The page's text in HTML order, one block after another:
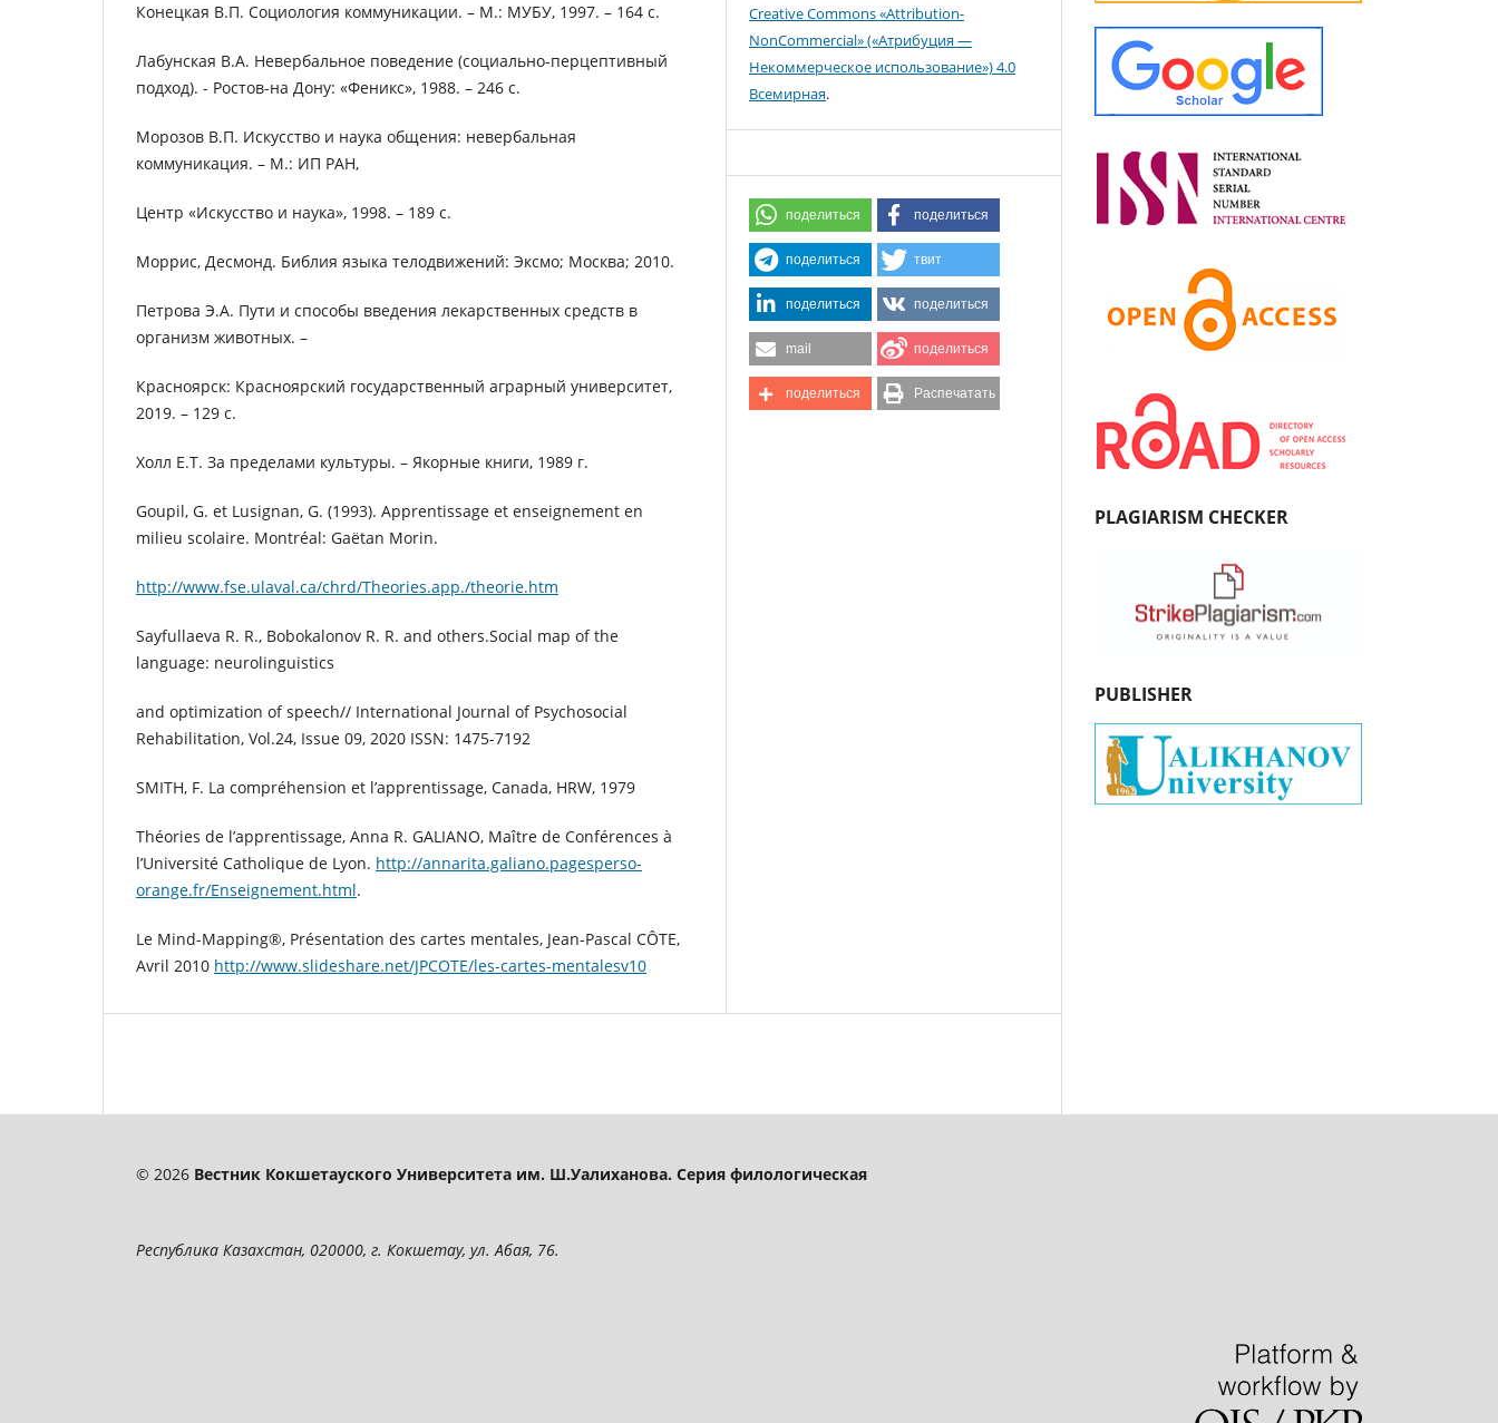
Конецкая В.П. Социология коммуникации. – М.: МУБУ, 1997. – 164 с.
Лабунская В.А. Невербальное поведение (социально-перцептивный
подход). - Ростов-на Дону: «Феникс», 1988. – 246 с.
Морозов В.П. Искусство и наука общения: невербальная
коммуникация. – М.: ИП РАН,
Центр «Искусство и наука», 1998. – 189 с.
Моррис, Десмонд. Библия языка телодвижений: Эксмо; Москва; 2010.
Петрoвa Э.A. Пути и способы введения лекарственных средств в
организм животных. –
Красноярск: Красноярский государственный аграрный университет,
2019. – 129 с.
Холл E.T. За пределами культуры. – Якорные книги, 1989 г.
Goupil, G. et Lusignan, G. (1993). Apprentissage et enseignement en
milieu scolaire. Montréal: Gaëtan Morin.
http://www.fse.ulaval.ca/chrd/Theories.app./theorie.htm
Sayfullaeva R. R., Bobokalonov R. R. and others.Social map of the
language: neurolinguistics
and optimization of speech// International Journal of Psychosocial
Rehabilitation, Vol.24, Issue 09, 2020 ISSN: 1475-7192
SMITH, F. La compréhension et l’apprentissage, Canada, HRW, 1979
Théories de l’apprentissage, Anna R. GALIANO, Maître de Conférences à
l’Université Catholique de Lyon. http://annarita.galiano.pagesperso-
orange.fr/Enseignement.html.
Le Mind-Mapping®, Présentation des cartes mentales, Jean-Pascal CÔTE,
Avril 2010 http://www.slideshare.net/JPCOTE/les-cartes-mentalesv10
Creative Commons «Attribution-
NonCommercial» («Атрибуция —
Некоммерческое использование») 4.0
Всемирная.
поделиться поделиться
поделиться твит
поделиться поделиться
mail поделиться
поделиться Распечатать
PLAGIARISM CHECKER
PUBLISHER
© 2026 Вестник Кокшетауского Университета им. Ш.Уалиханова. Серия филологическая
Республика Казахстан, 020000, г. Кокшетау, ул. Абая, 76.